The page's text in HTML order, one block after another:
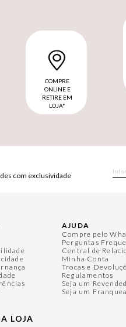
COMPRE
ONLINE E
RETIRE EM
LOJA*
com exclusividade
LOJA
AJUDA
Compre pelo
Perguntas
Central de
Minha Conta
Trocas e
Regulamentos
Seja um
Seja um